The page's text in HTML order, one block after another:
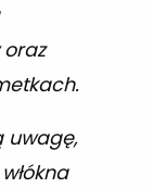
uwagę,